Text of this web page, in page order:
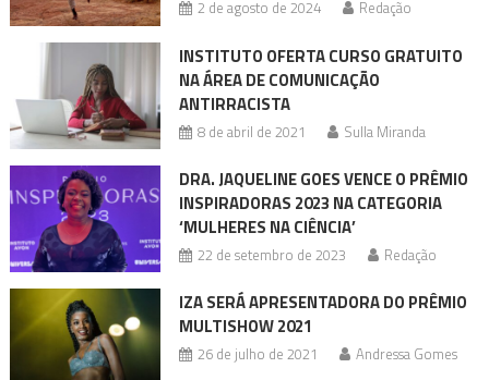
2 de agosto de 2024 Redação
INSTITUTO OFERTA CURSO GRATUITO
NA ÁREA DE COMUNICAÇÃO
ANTIRRACISTA
8 de abril de 2021 Sulla Miranda
DRA. JAQUELINE GOES VENCE O PRÊMIO
INSPIRADORAS 2023 NA CATEGORIA
‘MULHERES NA CIÊNCIA’
22 de setembro de 2023 Redação
IZA SERÁ APRESENTADORA DO PRÊMIO
MULTISHOW 2021
26 de julho de 2021 Andressa Gomes